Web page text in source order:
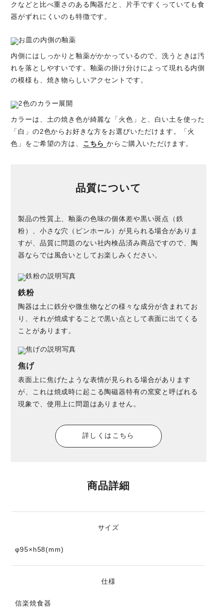
クなどと比べ重さのある陶器だと、片手ですくっていても食
器がずれにくいのも特徴です。
内側にはしっかりと釉薬がかかっているので、洗うときは汚
れを落としやすいです。釉薬の掛け分けによって現れる内側
の模様も、焼き物らしいアクセントです。
カラーは、土の焼き色が綺麗な「火色」と、白い土を使った
「白」の2色からお好きな方をお選びいただけます。「火
色」をご希望の方は、 こちら からご購入いただけます。
品質について
製品の性質上、釉薬の色味の個体差や黒い斑点（鉄
粉）、小さな穴（ピンホール）が見られる場合がありま
すが、品質に問題のない社内検品済み商品ですので、陶
器ならでは風合いとしてお楽しみください。
鉄粉
陶器は土に鉄分や微生物などの様々な成分が含まれてお
り、それが焼成することで黒い点として表面に出てくる
ことがあります。
焦げ
表面上に焦げたような表情が見られる場合があります
が、これは焼成時に起こる陶磁器特有の窯変と呼ばれる
現象で、使用上に問題はありません。
詳しくはこちら
商品詳細
サイズ
φ95×h58(mm)
仕様
信楽焼食器